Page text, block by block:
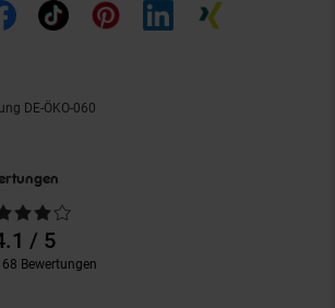
DE-ÖKO-060
/ 5
Bewertungen